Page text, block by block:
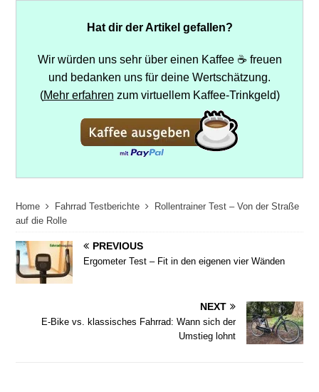
Hat dir der Artikel gefallen?
Wir würden uns sehr über einen Kaffee ☕ freuen
und bedanken uns für deine Wertschätzung.
(Mehr erfahren zum virtuellem Kaffee-Trinkgeld)
Home Fahrrad Testberichte
Rollentrainer Test – Von der Straße
auf die Rolle
PREVIOUS
Ergometer Test – Fit in den eigenen vier Wänden
NEXT
E-Bike vs. klassisches Fahrrad: Wann sich der
Umstieg lohnt